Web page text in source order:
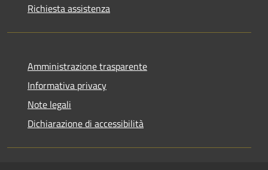
Richiesta assistenza
Amministrazione trasparente
Informativa privacy
Note legali
Dichiarazione di accessibilità